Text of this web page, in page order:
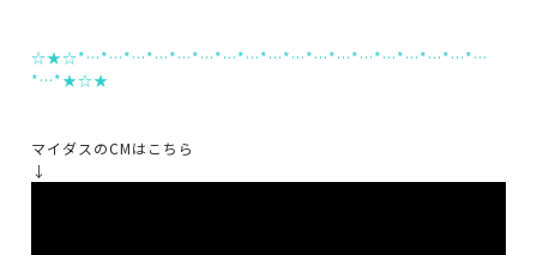
☆★☆*…*…*…*…*…*…*…*…*…*…*…*…*…*…*…*…*…*…
*…*★☆★
マイダスのCMはこちら
↓